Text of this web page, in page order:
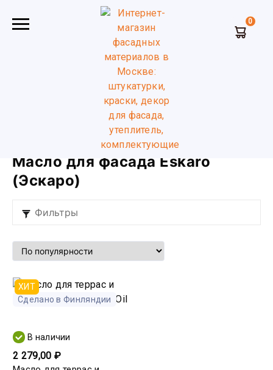
0
Масло и воск для дерева
Масло для фасада Eskaro
(Эскаро)
Фильтры
ХИТ
Сделано в Финляндии
В наличии
2 279,00 ₽